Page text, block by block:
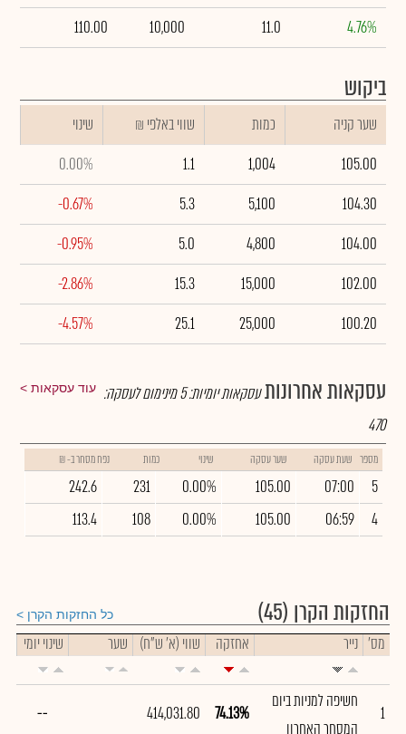
4.76%
11.0
10,000
110.00
ביקוש
שער קניה כמות ₪ שווי באלפי
שינוי
105.00
1,004
1.1
0.00%
104.30
5,100
5.3
-0.67%
104.00
4,800
5.0
-0.95%
102.00
15,000
15.3
-2.86%
100.20
25,000
25.1
-4.57%
עסקאות אחרונות עוד עסקאות עסקאות יומיות:5מינימום לעסקה:
470
מספר שעת עסקה שער עסקה שינוי כמות נפח מסחר ב- ₪
5
07:00
105.00
0.00%
231
242.6
4
06:59
105.00
0.00%
108
113.4
החזקות הקרן (45) כל החזקות הקרן
מס' נייר אחזקה שווי (א' ש"ח) שער שינוי יומי
1
חשיפה למניות ביום
המסחר האחרון
74.13%
414,031.80
--